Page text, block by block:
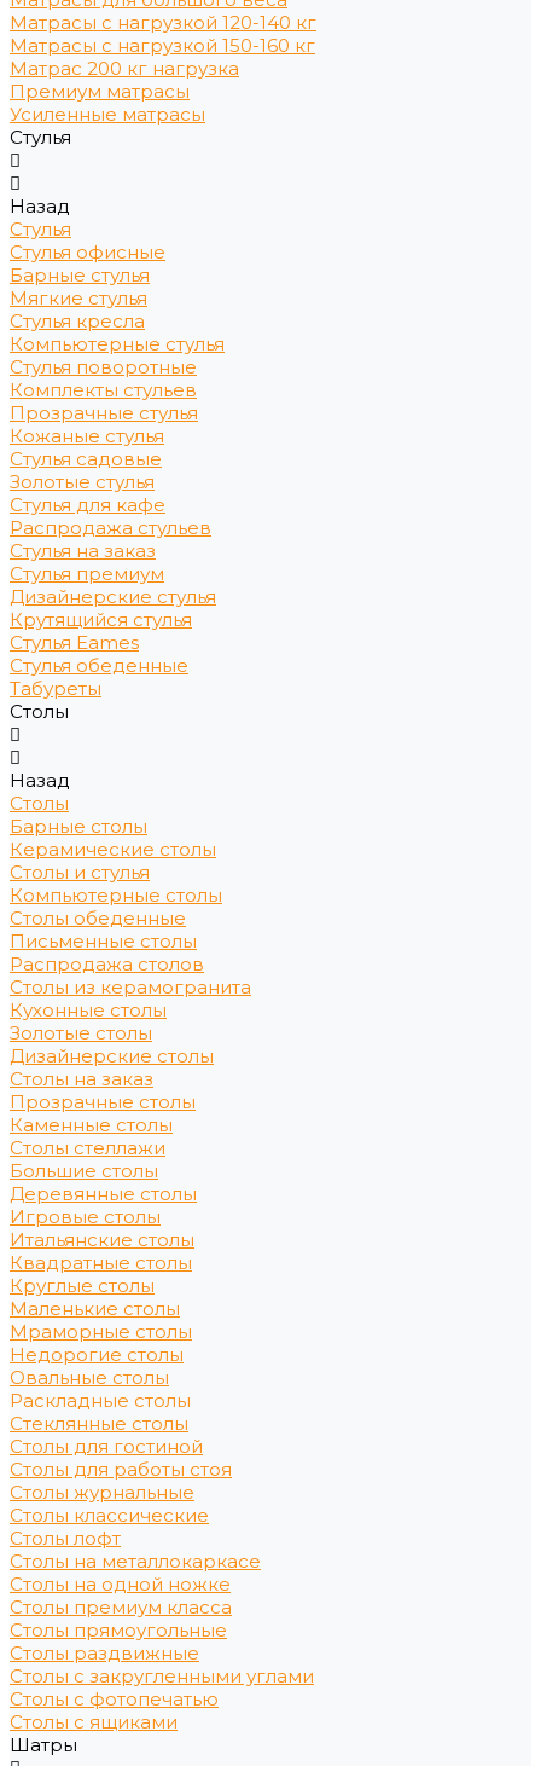
Матрасы с нагрузкой 120-140 кг
Матрасы с нагрузкой 150-160 кг
Матрас 200 кг нагрузка
Премиум матрасы
Усиленные матрасы
Стулья
Назад
Стулья
Стулья офисные
Барные стулья
Мягкие стулья
Стулья кресла
Компьютерные стулья
Стулья поворотные
Комплекты стульев
Прозрачные стулья
Кожаные стулья
Стулья садовые
Золотые стулья
Стулья для кафе
Распродажа стульев
Стулья на заказ
Стулья премиум
Дизайнерские стулья
Крутящийся стулья
Стулья Eames
Стулья обеденные
Табуреты
Столы
Назад
Столы
Барные столы
Керамические столы
Столы и стулья
Компьютерные столы
Столы обеденные
Письменные столы
Распродажа столов
Столы из керамогранита
Кухонные столы
Золотые столы
Дизайнерские столы
Столы на заказ
Прозрачные столы
Каменные столы
Столы стеллажи
Большие столы
Деревянные столы
Игровые столы
Итальянские столы
Квадратные столы
Круглые столы
Маленькие столы
Мраморные столы
Недорогие столы
Овальные столы
Раскладные столы
Стеклянные столы
Столы для гостиной
Столы для работы стоя
Столы журнальные
Столы классические
Столы лофт
Столы на металлокаркасе
Столы на одной ножке
Столы премиум класса
Столы прямоугольные
Столы раздвижные
Столы с закругленными углами
Столы с фотопечатью
Столы с ящиками
Шатры